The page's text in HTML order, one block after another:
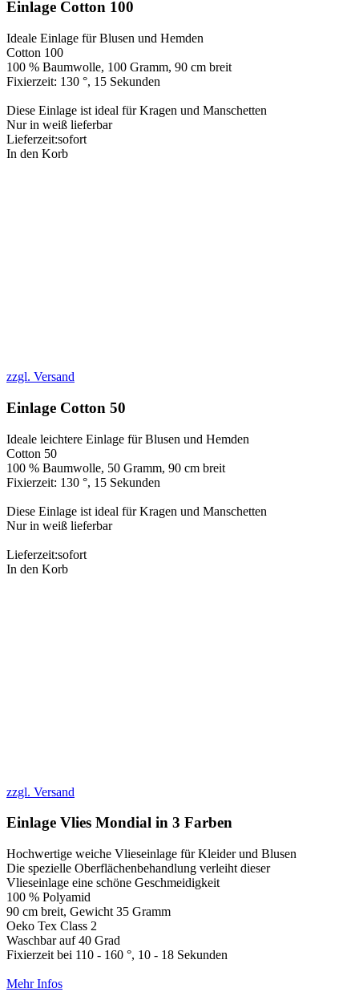
Einlage Cotton 100
Ideale Einlage für Blusen und Hemden
Cotton 100
100 % Baumwolle, 100 Gramm, 90 cm breit
Fixierzeit: 130 °, 15 Sekunden
Diese Einlage ist ideal für Kragen und Manschetten
Nur in weiß lieferbar
Lieferzeit:sofort
In den Korb
zzgl. Versand
Einlage Cotton 50
Ideale leichtere Einlage für Blusen und Hemden
Cotton 50
100 % Baumwolle, 50 Gramm, 90 cm breit
Fixierzeit: 130 °, 15 Sekunden
Diese Einlage ist ideal für Kragen und Manschetten
Nur in weiß lieferbar
Lieferzeit:sofort
In den Korb
zzgl. Versand
Einlage Vlies Mondial in 3 Farben
Hochwertige weiche Vlieseinlage für Kleider und Blusen
Die spezielle Oberflächenbehandlung verleiht dieser
Vlieseinlage eine schöne Geschmeidigkeit
100 % Polyamid
90 cm breit, Gewicht 35 Gramm
Oeko Tex Class 2
Waschbar auf 40 Grad
Fixierzeit bei 110 - 160 °, 10 - 18 Sekunden
Mehr Infos